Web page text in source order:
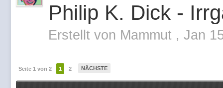
Philip K. Dick -
Erstellt von Mammut , Jan
Seite 1 von 2 1 2 NÄCHSTE